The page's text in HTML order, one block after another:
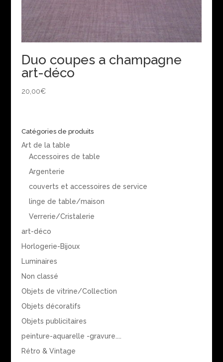
Duo coupes a champagne
art-déco
20,00€
Catégories de produits
Art de la table
Accessoires de table
Argenterie
couverts et accessoires de service
linge de table/maison
Verrerie/Cristalerie
art-déco
Horlogerie-Bijoux
Luminaires
Non classé
Objets de vitrine/Collection
Objets décoratifs
Objets publicitaires
peinture-aquarelle -gravure....
Rétro & Vintage